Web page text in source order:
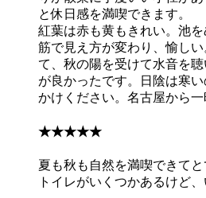
と休日感を満喫できます。
紅葉は赤も黄もきれい。池
筋で見え方が変わり、愉し
て、秋の陽を受けて水音を
が良かったです。日陰は寒
かけください。名古屋から一
★★★★★
夏も秋も自然を満喫できて
トイレがいくつかあるけど、